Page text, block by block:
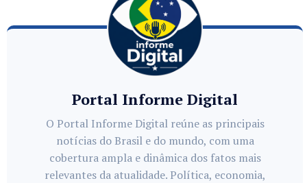
Portal Informe Digital
O Portal Informe Digital reúne as principais
notícias do Brasil e do mundo, com uma
cobertura ampla e dinâmica dos fatos mais
relevantes da atualidade. Política, economia,